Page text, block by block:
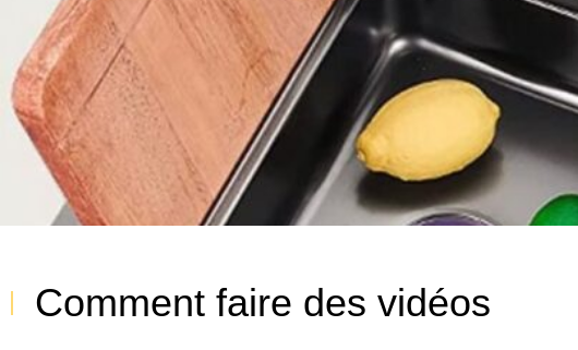
Comment faire des vidéos